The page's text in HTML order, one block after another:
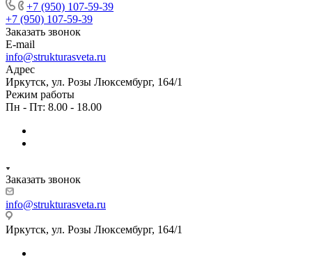
+7 (950) 107-59-39
+7 (950) 107-59-39
Заказать звонок
E-mail
info@strukturasveta.ru
Адрес
Иркутск, ул. Розы Люксембург, 164/1
Режим работы
Пн - Пт: 8.00 - 18.00
Заказать звонок
info@strukturasveta.ru
Иркутск, ул. Розы Люксембург, 164/1